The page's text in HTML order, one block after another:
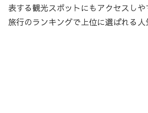
表する観光スポットにもアクセスし
旅行のランキングで上位に選ばれる人